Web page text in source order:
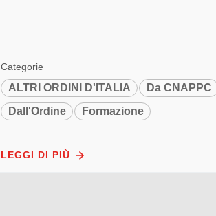
Categorie
ALTRI ORDINI D'ITALIA
Da CNAPPC
Dall'Ordine
Formazione
LEGGI DI PIÙ